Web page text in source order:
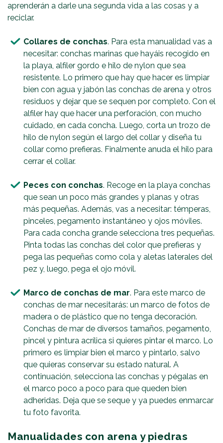
aprenderán a darle una segunda vida a las cosas y a
reciclar.
Collares de conchas. Para esta manualidad vas a
necesitar: conchas marinas que hayáis recogido en
la playa, alfiler gordo e hilo de nylon que sea
resistente. Lo primero que hay que hacer es limpiar
bien con agua y jabón las conchas de arena y otros
residuos y dejar que se sequen por completo. Con el
alfiler hay que hacer una perforación, con mucho
cuidado, en cada concha. Luego, corta un trozo de
hilo de nylon según el largo del collar y diseña tu
collar como prefieras. Finalmente anuda el hilo para
cerrar el collar.
Peces con conchas. Recoge en la playa conchas
que sean un poco más grandes y planas y otras
más pequeñas. Además, vas a necesitar: témperas,
pinceles, pegamento instantáneo y ojos móviles.
Para cada concha grande selecciona tres pequeñas.
Pinta todas las conchas del color que prefieras y
pega las pequeñas como cola y aletas laterales del
pez y, luego, pega el ojo móvil.
Marco de conchas de mar. Para este marco de
conchas de mar necesitarás: un marco de fotos de
madera o de plástico que no tenga decoración.
Conchas de mar de diversos tamaños, pegamento,
pincel y pintura acrílica si quieres pintar el marco. Lo
primero es limpiar bien el marco y pintarlo, salvo
que quieras conservar su estado natural. A
continuación, selecciona las conchas y pégalas en
el marco poco a poco para que queden bien
adheridas. Deja que se seque y ya puedes enmarcar
tu foto favorita.
Manualidades con arena y piedras